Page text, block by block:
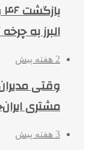
البرز به
2 هفته پیش
وقتی
مشتری
3 هفته پیش